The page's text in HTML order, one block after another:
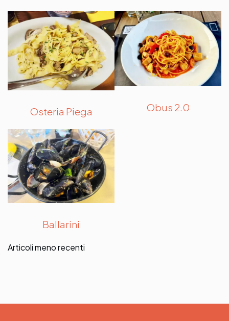
Osteria Piega Obus 2.0
Ballarini
Navigazione
Articoli meno recenti